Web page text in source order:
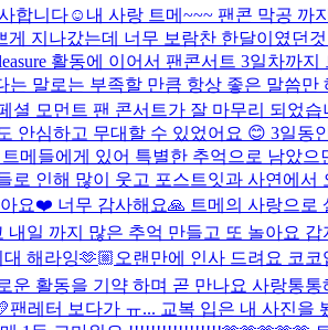
합니다☺️ 내 사랑 트메~~~ 팬콘 막공 까
지나갔는데 너무 보람찬 한달이였던
활동에 이어서 팬콘서트 3일차까
말로는 부족할 만큼 항상 좋은 말씀
모먼트 팬 콘서트가 잘 마무리 되었습
안심하고 무대할 수 있었어요 😊 3일
메들에게 있어 특별한 추억으로 남았
인해 많이 웃고 포스트잇과 사연에서
요❤️ 너무 감사해요🙏 트메의 사랑으
일 까지 많은 추억 만들고 또 놀아요
대 해라잉🫶🏼 오랜만에 인사 드려요 코코
운 활동을 기약 하며 곧 만나요 사랑통통
팬레터 보다가 ㅠ... 교복 입은 내 사진을